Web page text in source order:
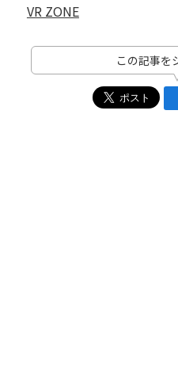
VR ZONE
この記事を